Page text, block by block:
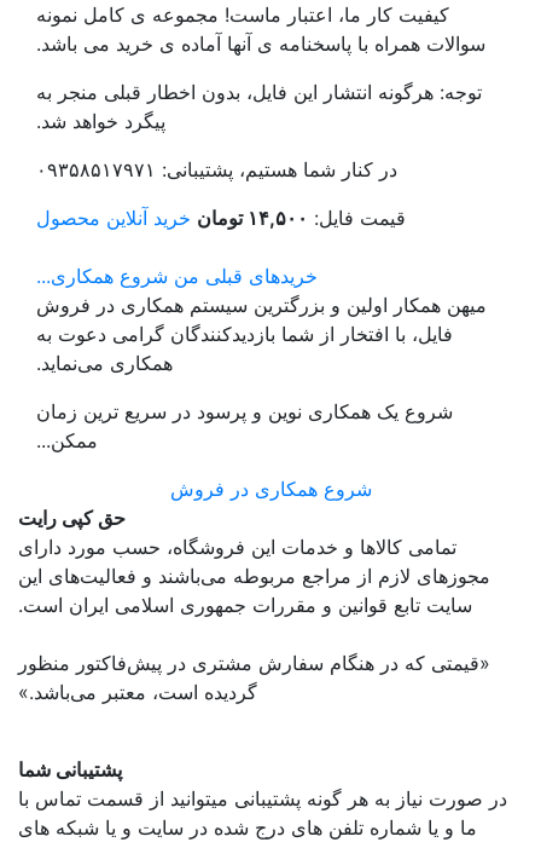
کیفیت کار ما، اعتبار ماست! مجموعه ی کامل نمونه
سوالات همراه با پاسخنامه ی آنها آماده ی خرید می باشد.
توجه: هرگونه انتشار این فایل، بدون اخطار قبلی منجر به
پیگرد خواهد شد.
در کنار شما هستیم، پشتیبانی: ۰۹۳۵۸۵۱۷۹۷۱
قیمت فایل: ۱۴,۵۰۰ تومان خرید آنلاین محصول
خریدهای قبلی من شروع همکاری...
میهن همکار اولین و بزرگترین سیستم همکاری در فروش
فایل، با افتخار از شما بازدیدکنندگان گرامی دعوت به
همکاری می‌نماید.
شروع یک همکاری نوین و پرسود در سریع ترین زمان
ممکن...
شروع همکاری در فروش
حق کپی رایت
تمامی كالاها و خدمات اين فروشگاه، حسب مورد دارای
مجوزهای لازم از مراجع مربوطه می‌باشند و فعاليت‌های اين
سايت تابع قوانين و مقررات جمهوری اسلامی ايران است.
«قیمتی که در هنگام سفارش مشتری در پیش‌­فاکتور منظور
گرديده است، معتبر می‌باشد.»
پشتیبانی شما
در صورت نیاز به هر گونه پشتیبانی میتوانید از قسمت تماس با
ما و یا شماره تلفن های درج شده در سایت و یا شبکه های